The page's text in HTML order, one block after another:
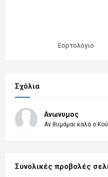
Εορτολόγιο
Σχόλια
Ανωνυμος
Αν θυμάμαι καλά ο
Συνολικές προβολές